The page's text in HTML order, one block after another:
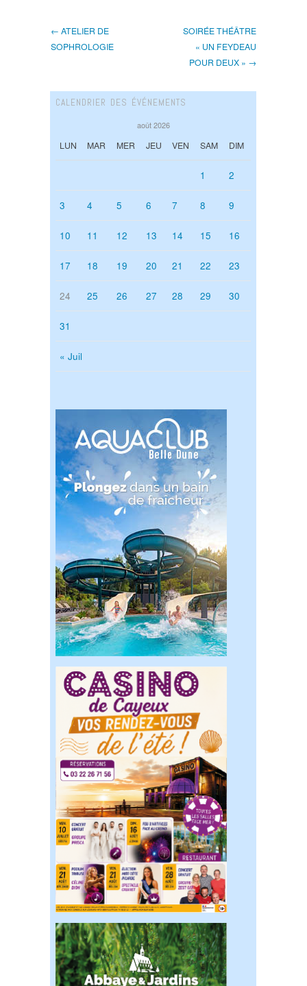
← ATELIER DE
SOPHROLOGIE
SOIRÉE THÉÂTRE
« UN FEYDEAU
POUR DEUX » →
CALENDRIER DES ÉVÉNEMENTS
août 2026
LUN MAR MER JEU VEN SAM DIM
« Juil
1 2
3 4 5 6 7 8 9
10 11 12 13 14 15 16
17 18 19 20 21 22 23
24 25 26 27 28 29 30
31